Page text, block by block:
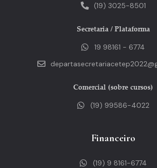
(19) 3025-8501
Secretaria / Plataforma
19 98161 - 6774
Comercial (sobre cursos)
(19) 99586-4022
Financeiro
(19) 9 8161-6774